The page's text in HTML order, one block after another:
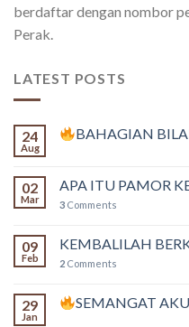
berdaftar dengan nombor
Perak.
LATEST POSTS
24
Aug
BAHAGIAN
02
Mar
APA ITU PAMOR
3 Comments
09
Feb
KEMBALILAH
2 Comments
29
Jan
SEMANGAT AKU